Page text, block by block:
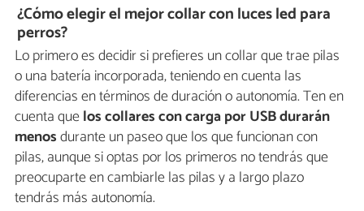
¿Cómo elegir el mejor collar con luces led para
perros?
Lo primero es decidir si prefieres un collar que trae pilas
o una batería incorporada, teniendo en cuenta las
diferencias en términos de duración o autonomía. Ten en
cuenta quelos collares con carga por USB durarán
menosdurante un paseo que los que funcionan con
pilas, aunque si optas por los primeros no tendrás que
preocuparte en cambiarle las pilas y a largo plazo
tendrás más autonomía.